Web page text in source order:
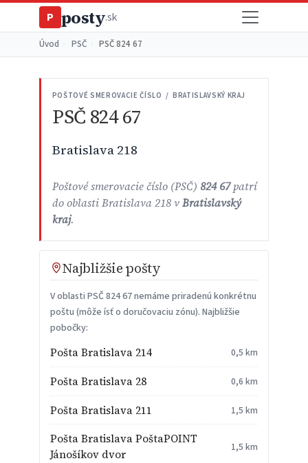
P posty.sk
Úvod PSČ PSČ 824 67
POŠTOVÉ SMEROVACIE ČÍSLO / BRATISLAVSKÝ KRAJ
PSČ 824 67
Bratislava 218
Poštové smerovacie číslo (PSČ) 824 67patrí
do oblasti Bratislava 218 vBratislavský
kraj.
Najbližšie pošty
V oblasti PSČ 824 67 nemáme priradenú konkrétnu
poštu (môže ísť o doručovaciu zónu). Najbližšie
pobočky:
Pošta Bratislava 214 0,5 km
Pošta Bratislava 28 0,6 km
Pošta Bratislava 211 1,5 km
Pošta Bratislava PoštaPOINT
Jánošíkov dvor
1,5 km